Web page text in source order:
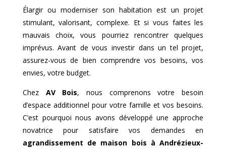
Élargir ou moderniser son habitation est un projet
stimulant, valorisant, complexe. Et si vous faites les
mauvais choix, vous pourriez rencontrer quelques
imprévus. Avant de vous investir dans un tel projet,
assurez-vous de bien comprendre vos besoins, vos
envies, votre budget.
Chez AV Bois, nous comprenons votre besoin
d’espace additionnel pour votre famille et vos besoins.
C’est pourquoi nous avons développé une approche
novatrice pour satisfaire vos demandes en
agrandissement de maison bois à Andrézieux-